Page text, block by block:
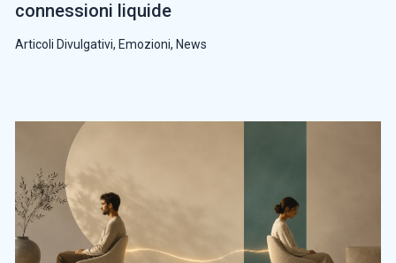
connessioni liquide
Articoli Divulgativi, Emozioni, News